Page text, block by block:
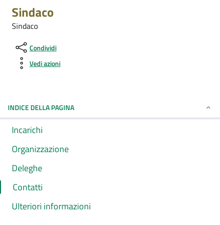
Sindaco
Sindaco
Condividi
Vedi azioni
INDICE DELLA PAGINA
Incarichi
Organizzazione
Deleghe
Contatti
Ulteriori informazioni